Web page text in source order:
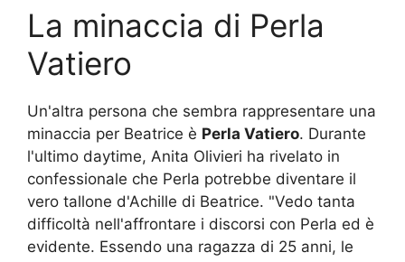
La minaccia di Perla
Vatiero
Un'altra persona che sembra rappresentare una
minaccia per Beatrice è Perla Vatiero. Durante
l'ultimo daytime, Anita Olivieri ha rivelato in
confessionale che Perla potrebbe diventare il
vero tallone d'Achille di Beatrice. "Vedo tanta
difficoltà nell'affrontare i discorsi con Perla ed è
evidente. Essendo una ragazza di 25 anni, le